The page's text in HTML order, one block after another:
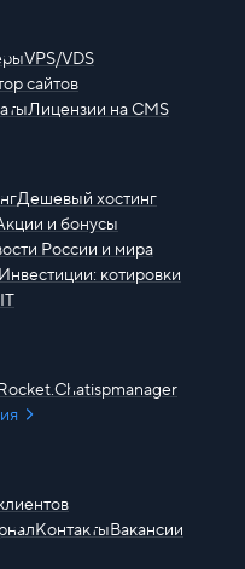
VPS/VDS
сайтов
Лицензии на CMS
Дешевый хостинг
и бонусы
России и мира
котировки
ispmanager
КонтактыВакансии